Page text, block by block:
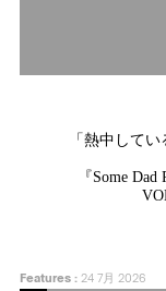
「熱中して
『Some
Features:24 7月 2026